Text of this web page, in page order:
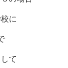
に
て